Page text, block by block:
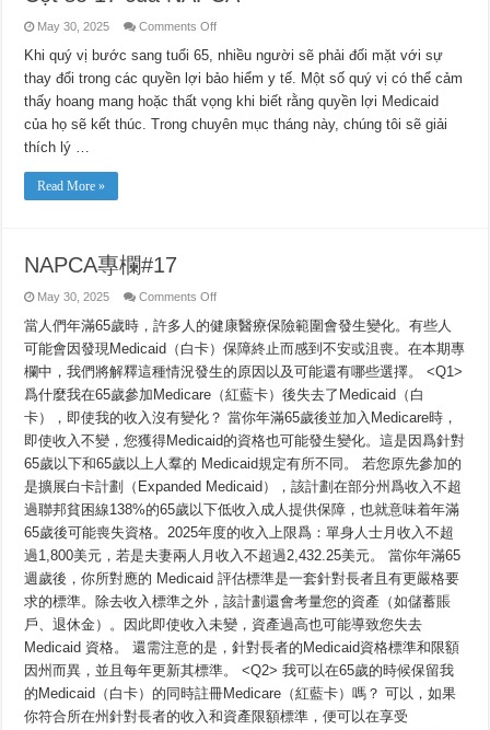
May 30, 2025 Comments Offon
số
17
của
Khi quý vị bước sang tuổi 65, nhiều người sẽ phải đối mặt với sự
thay đổi trong các quyền lợi bảo hiểm y tế. Một số quý vị có thể cảm
thấy hoang mang hoặc thất vọng khi biết rằng quyền lợi Medicaid
của họ sẽ kết thúc. Trong chuyên mục tháng này, chúng tôi sẽ giải
thích lý …
Read More »
NAPCA專欄#17
May 30, 2025 Comments Offon
專
欄
#17
當人們年滿65歲時，許多人的健康醫療保險範圍會發生變化。有些人
可能會因發現Medicaid（白卡）保障終止而感到不安或沮喪。在本期專
欄中，我們將解釋這種情況發生的原因以及可能還有哪些選擇。 <Q1>
爲什麼我在65歲參加Medicare（紅藍卡）後失去了Medicaid（白
卡），即使我的收入沒有變化？ 當你年滿65歲後並加入Medicare時，
即使收入不變，您獲得Medicaid的資格也可能發生變化。這是因爲針對
65歲以下和65歲以上人羣的 Medicaid規定有所不同。 若您原先參加的
是擴展白卡計劃（Expanded Medicaid），該計劃在部分州爲收入不超
過聯邦貧困線138%的65歲以下低收入成人提供保障，也就意味着年滿
65歲後可能喪失資格。2025年度的收入上限爲：單身人士月收入不超
過1,800美元，若是夫妻兩人月收入不超過2,432.25美元。 當你年滿65
週歲後，你所對應的 Medicaid 評估標準是一套針對長者且有更嚴格要
求的標準。除去收入標準之外，該計劃還會考量您的資產（如儲蓄賬
戶、退休金）。因此即使收入未變，資產過高也可能導致您失去
Medicaid 資格。 還需注意的是，針對長者的Medicaid資格標準和限額
因州而異，並且每年更新其標準。 <Q2> 我可以在65歲的時候保留我
的Medicaid（白卡）的同時註冊Medicare（紅藍卡）嗎？ 可以，如果
你符合所在州針對長者的收入和資產限額標準，便可以在享受